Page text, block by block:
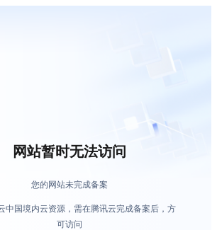
网站暂时无法访问
您的网站未完成备案
中国境内云资源，需在腾讯云完成备案后，方
可访问